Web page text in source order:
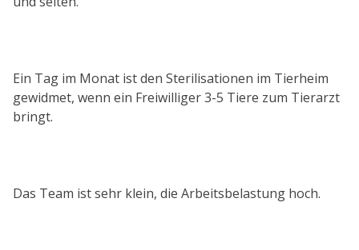
Ein Tag im Monat ist den Sterilisationen im Tierheim
gewidmet, wenn ein Freiwilliger 3-5 Tiere zum Tierarzt
bringt.
Das Team ist sehr klein, die Arbeitsbelastung hoch.